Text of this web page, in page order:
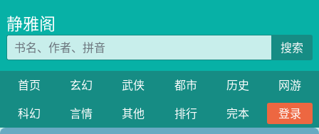
静雅阁
搜索
首页 玄幻 武侠 都市 历史
网游
科幻
言情 其他 排行 完本
登录